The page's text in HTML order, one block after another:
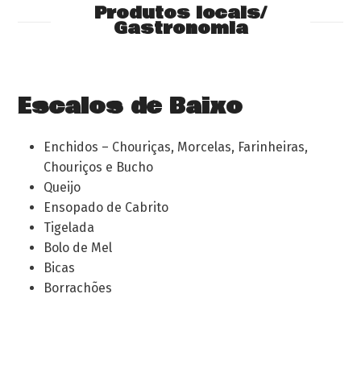
Produtos locais/
Gastronomia
Escalos de Baixo
Enchidos – Chouriças, Morcelas, Farinheiras,
Chouriços e Bucho
Queijo
Ensopado de Cabrito
Tigelada
Bolo de Mel
Bicas
Borrachões